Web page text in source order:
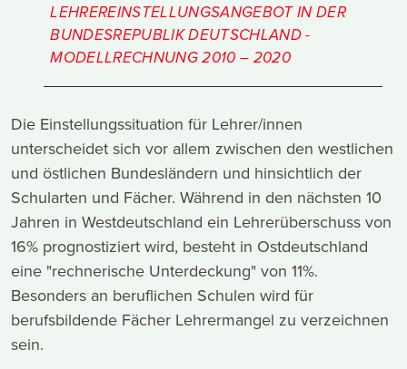
LEHREREINSTELLUNGSANGEBOT IN DER
BUNDESREPUBLIK DEUTSCHLAND -
MODELLRECHNUNG 2010 – 2020
Die Einstellungssituation für Lehrer/innen
unterscheidet sich vor allem zwischen den westlichen
und östlichen Bundesländern und hinsichtlich der
Schularten und Fächer. Während in den nächsten 10
Jahren in Westdeutschland ein Lehrerüberschuss von
16% prognostiziert wird, besteht in Ostdeutschland
eine "rechnerische Unterdeckung" von 11%.
Besonders an beruflichen Schulen wird für
berufsbildende Fächer Lehrermangel zu verzeichnen
sein.